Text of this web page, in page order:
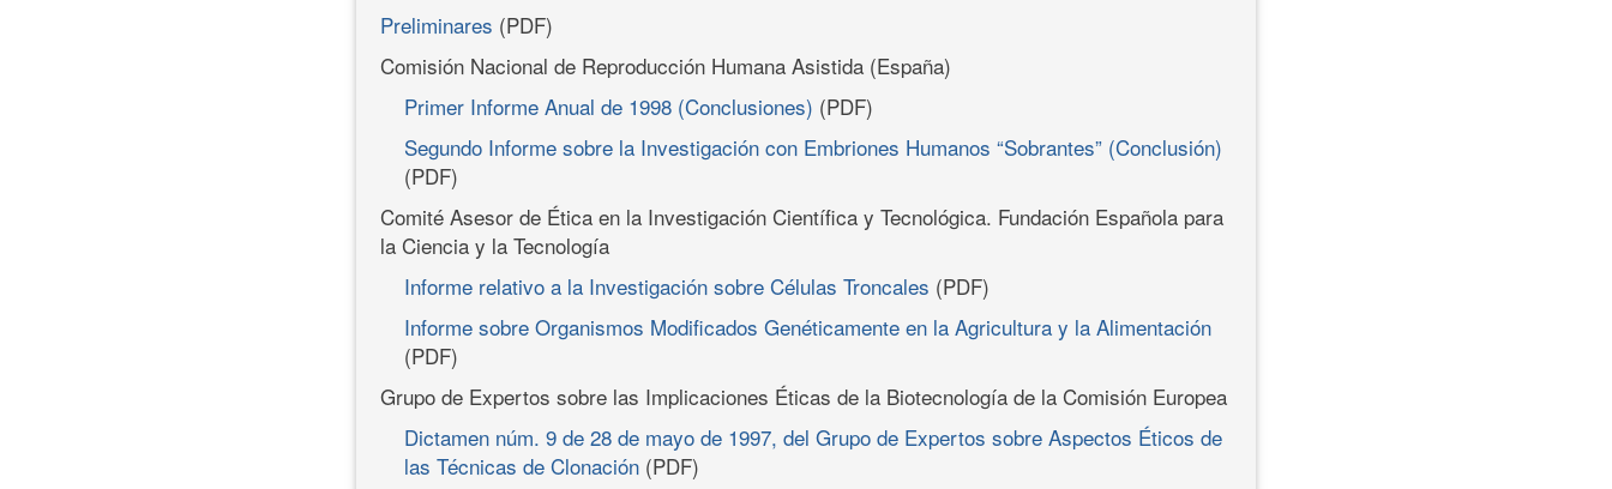
Preliminares (PDF)
Comisión Nacional de Reproducción Humana Asistida (España)
Primer Informe Anual de 1998 (Conclusiones) (PDF)
Segundo Informe sobre la Investigación con Embriones Humanos “Sobrantes” (Conclusión)
(PDF)
Comité Asesor de Ética en la Investigación Científica y Tecnológica. Fundación Española para
la Ciencia y la Tecnología
Informe relativo a la Investigación sobre Células Troncales (PDF)
Informe sobre Organismos Modificados Genéticamente en la Agricultura y la Alimentación
(PDF)
Grupo de Expertos sobre las Implicaciones Éticas de la Biotecnología de la Comisión Europea
Dictamen núm. 9 de 28 de mayo de 1997, del Grupo de Expertos sobre Aspectos Éticos de
las Técnicas de Clonación (PDF)